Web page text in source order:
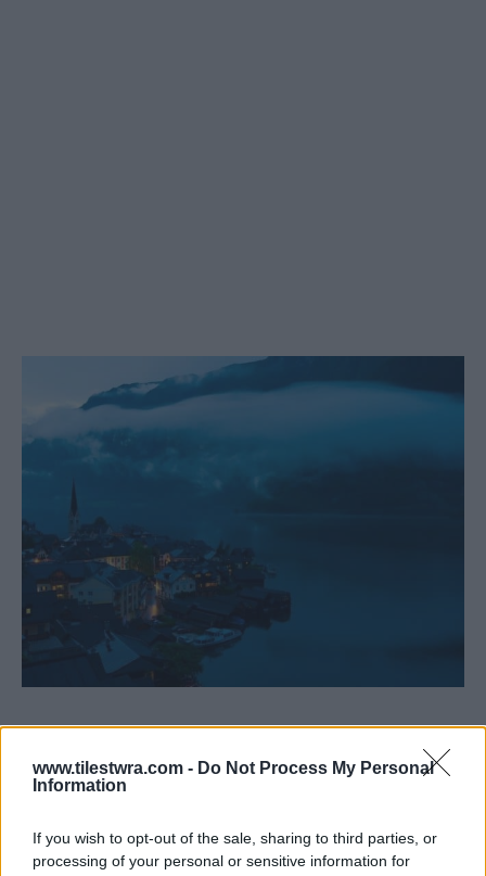
www.tilestwra.com - Do Not Process My Personal
Information
If you wish to opt-out of the sale, sharing to third parties, or
processing of your personal or sensitive information for
την σπάνια ομορφιά του. Ξεχωρίζει για τη θέση
λίμνης. Ενώ τα τεράστια βουνά που έχει για
background του προσφέρουν έντονη